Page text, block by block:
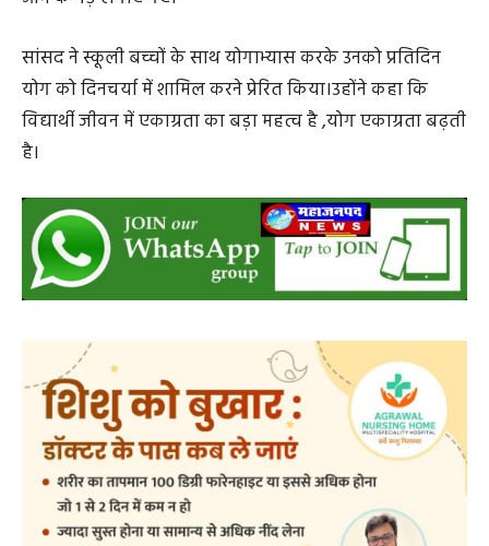
इस अवसर पर अतिथियों ने लक्ष्मण देवालय परिसर में काजू और
आम के पेड़ लगाए गए।
सांसद ने स्कूली बच्चों के साथ योगाभ्यास करके उनको प्रतिदिन
योग को दिनचर्या में शामिल करने प्रेरित किया।उहोंने कहा कि
विद्यार्थी जीवन में एकाग्रता का बड़ा महत्व है ,योग एकाग्रता बढ़ती
है।